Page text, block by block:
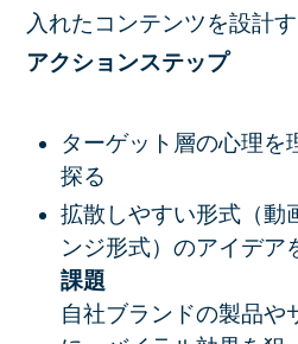
入れたコンテンツを設計す
アクションステップ
ターゲット層の心理を
探る
拡散しやすい形式（動
ンジ形式）のアイデア
課題
自社ブランドの製品や